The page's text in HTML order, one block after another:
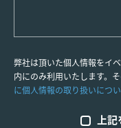
弊社は頂いた個人情報をイ
内にのみ利用いたします。
に個人情報の取り扱いにつ
上記